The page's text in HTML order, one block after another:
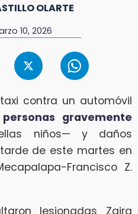
OLARTE
10, 2026
contra un automóvil
gravemente
niños— y daños
de este martes en
Francisco Z.
lesionadas Zaira